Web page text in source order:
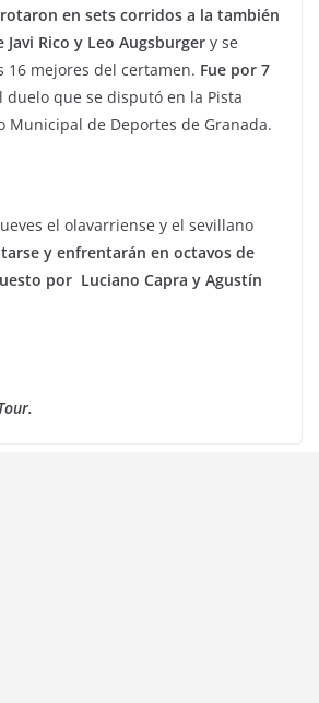
en sets corridos a la también
Rico y Leo Augsburger y se
16 mejores del certamen. Fue por 7
duelo que se disputó en la Pista
Municipal de Deportes de Granada.
el olavarriense y el sevillano
y enfrentarán en octavos de
por Luciano Capra y Agustín